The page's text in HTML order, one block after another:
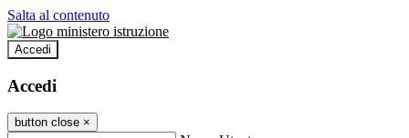
Salta al contenuto
Accedi
Accedi
button close ×